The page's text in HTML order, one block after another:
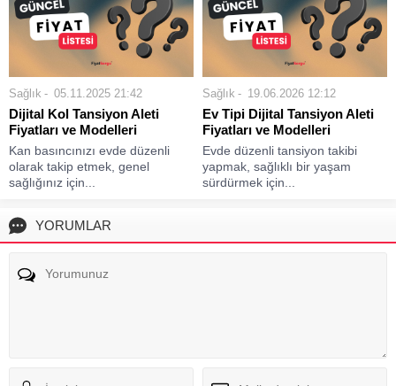
Sağlık 05.11.2025 21:42
Dijital Kol Tansiyon Aleti
Fiyatları ve Modelleri
Kan basıncınızı evde düzenli
olarak takip etmek, genel
sağlığınız için...
Sağlık 19.06.2026 12:12
Ev Tipi Dijital Tansiyon Aleti
Fiyatları ve Modelleri
Evde düzenli tansiyon takibi
yapmak, sağlıklı bir yaşam
sürdürmek için...
YORUMLAR